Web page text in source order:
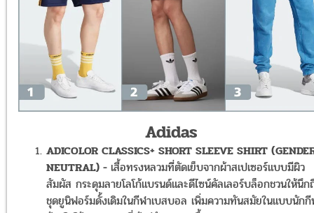
Adidas
ADICOLOR CLASSICS+ SHORT SLEEVE SHIRT
NEUTRAL) - เสื้อทรงหลวมที่ตัดเย็บจากผ้าสเปเซอร์แบบมีผิว
สัมผัส กระดุมลายโลโก้แบรนด์และดีไซน์คัลเลอร์บล็อกชวนให้นึก
ชุดยูนิฟอร์มดั้งเดิมในกีฬาเบสบอล เพิ่มความทันสมัยในแบบนัก